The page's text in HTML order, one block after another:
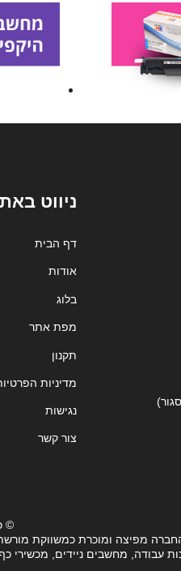
ניווט
דף הבית
אודות
בלוג
מפת אתר
תקנון
מדיניות
נגישות
צור קשר
©
מפיצה ומוכרת כמשווקת
מחשבים ניידים, מכשירי כף